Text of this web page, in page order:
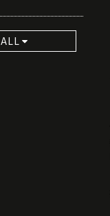
ALL